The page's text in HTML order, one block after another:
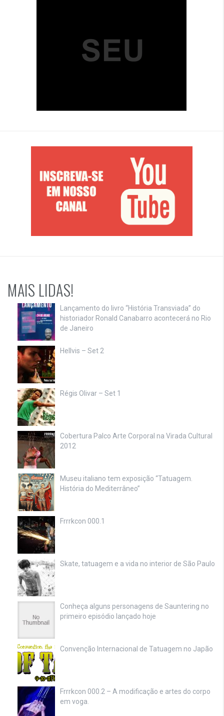
MAIS LIDAS!
Lançamento do livro “História Transviada” do
historiador Ronald Canabarro acontecerá no Rio
de Janeiro
Hellvis – Set 2
Régis Olivar – Set 1
Cobertura Palco Arte Corporal na Virada Cultural
2012
Museu italiano tem exposição “Tatuagem.
História do Mediterrâneo”
Frrrkcon 000.1
Skate, tatuagem e a vida no interior de São Paulo
Conheça alguns personagens de Sauntering no
primeiro episódio lançado hoje
Convenção Internacional de Tatuagem no Japão
Frrrkcon 000.2 – A modificação e artes do corpo
em voga.